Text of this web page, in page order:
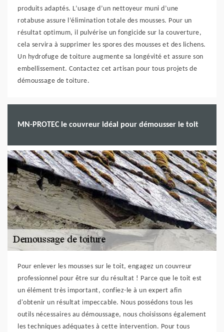
produits adaptés. L’usage d’un nettoyeur muni d’une
rotabuse assure l’élimination totale des mousses. Pour un
résultat optimum, il pulvérise un fongicide sur la couverture,
cela servira à supprimer les spores des mousses et des lichens.
Un hydrofuge de toiture augmente sa longévité et assure son
embellissement. Contactez cet artisan pour tous projets de
démoussage de toiture.
MN-PROTEC le couvreur idéal pour démousser le toit
Pour enlever les mousses sur le toit, engagez un couvreur
professionnel pour être sur du résultat ! Parce que le toit est
un élément très important, confiez-le à un expert afin
d'obtenir un résultat impeccable. Nous possédons tous les
outils nécessaires au démoussage, nous choisissons également
les techniques adéquates à cette intervention. Pour tous